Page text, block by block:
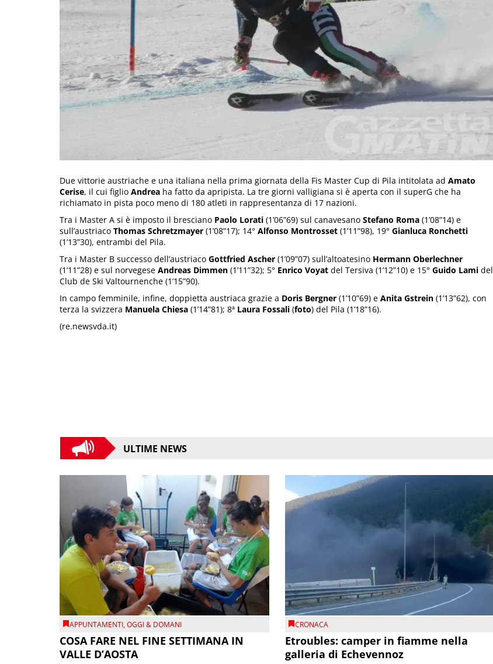
Due vittorie austriache e una italiana nella prima giornata della Fis Master Cup di Pila intitolata ad Amato
Cerise, il cui figlio Andrea ha fatto da apripista. La tre giorni valligiana si è aperta con il superG che ha
richiamato in pista poco meno di 180 atleti in rappresentanza di 17 nazioni.
Tra i Master A si è imposto il bresciano Paolo Lorati (1’06”69) sul canavesano Stefano Roma (1’08”14) e
sull’austriaco Thomas Schretzmayer (1’08”17); 14° Alfonso Montrosset (1’11”98), 19° Gianluca Ronchetti
(1’13”30), entrambi del Pila.
Tra i Master B successo dell’austriaco Gottfried Ascher (1’09”07) sull’altoatesino Hermann Oberlechner
(1’11”28) e sul norvegese Andreas Dimmen (1’11”32); 5° Enrico Voyat del Tersiva (1’12”10) e 15° Guido Lami del
Club de Ski Valtournenche (1’15”90).
In campo femminile, infine, doppietta austriaca grazie a Doris Bergner (1’10”69) e Anita Gstrein (1’13”62), con
terza la svizzera Manuela Chiesa (1’14”81); 8ª Laura Fossali (foto) del Pila (1’18”16).
(re.newsvda.it)
ULTIME NEWS
APPUNTAMENTI,OGGI & DOMANI
COSA FARE NEL FINE SETTIMANA IN
VALLE D’AOSTA
CRONACA
Etroubles: camper in fiamme nella
galleria di Echevennoz